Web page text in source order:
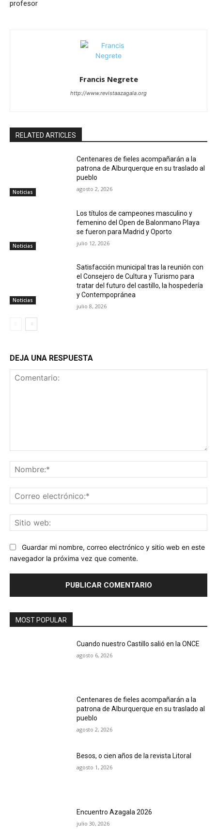
profesor
Francis Negrete
http://www.revistaazagala.org
RELATED ARTICLES
Noticias
Centenares de fieles acompañarán a la
patrona de Alburquerque en su traslado al
pueblo
agosto 2, 2026
Noticias
Los títulos de campeones masculino y
femenino del Open de Balonmano Playa
se fueron para Madrid y Oporto
julio 12, 2026
Noticias
Satisfacción municipal tras la reunión con
el Consejero de Cultura y Turismo para
tratar del futuro del castillo, la hospedería
y Contempopránea
julio 8, 2026
DEJA UNA RESPUESTA
Guardar mi nombre, correo electrónico y sitio web en este
navegador la próxima vez que comente.
MOST POPULAR
Cuando nuestro Castillo salió en la ONCE
agosto 6, 2026
Centenares de fieles acompañarán a la
patrona de Alburquerque en su traslado al
pueblo
agosto 2, 2026
Besos, o cien años de la revista Litoral
agosto 1, 2026
Encuentro Azagala 2026
julio 30, 2026